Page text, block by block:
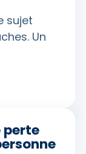
sujet
Un
perte